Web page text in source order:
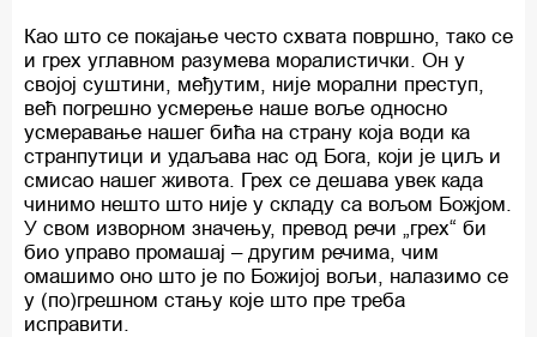
Као што се покајање често схвата површно, тако се
и грех углавном разумева моралистички. Он у
својој суштини, међутим, није морални преступ,
већ погрешно усмерење наше воље односно
усмеравање нашег бића на страну која води ка
странпутици и удаљава нас од Бога, који је циљ и
смисао нашег живота. Грех се дешава увек када
чинимо нешто што није у складу са вољом Божјом.
У свом изворном значењу, превод речи „грех“ би
био управо промашај – другим речима, чим
омашимо оно што је по Божијој вољи, налазимо се
у (по)грешном стању које што пре треба
исправити.